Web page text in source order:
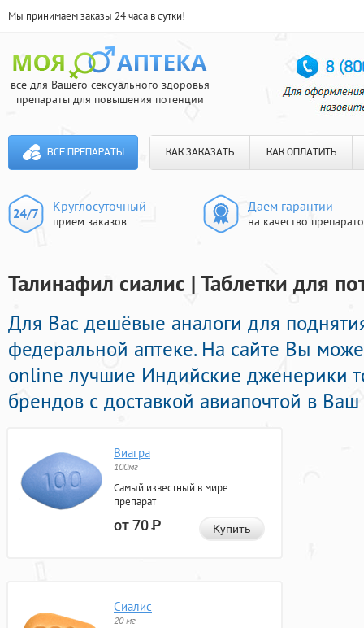
Мы принимаем заказы 24 часа в сутки!
все для Вашего сексуального здоровья
препараты для повышения потенции
ВСЕ ПРЕПАРАТЫ КАК ЗАКАЗАТЬ КАК ОПЛАТИТЬ
Круглосуточный
прием заказов
Даем гарантии
на качество
Талинафил сиалис | Таблетки для
Для Вас дешёвые аналоги для
федеральной аптеке. На сайте Вы
online лучшие Индийские дженерики
брендов с доставкой авиапочтой в Ваш
Виагра
100мг
Самый известный в мире
препарат
от 70Р Купить
Сиалис
20 мг